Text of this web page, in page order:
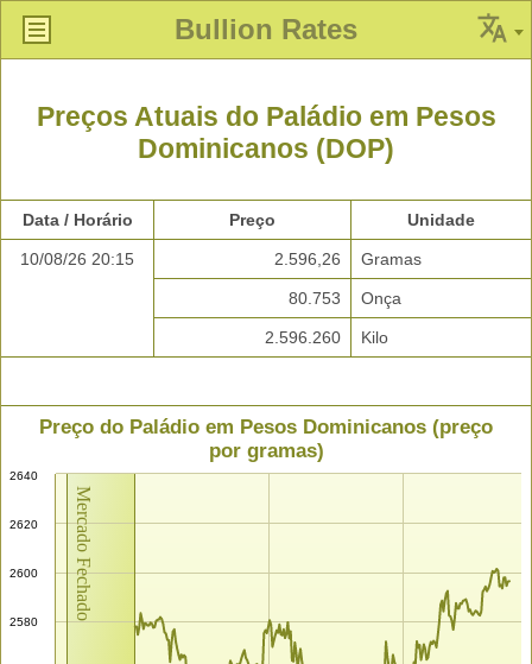
Bullion Rates
Preços Atuais do Paládio em Pesos
Dominicanos (DOP)
Data / Horário Preço Unidade
10/08/26 20:15 2.596,26 Gramas
80.753 Onça
2.596.260 Kilo
Mercado Fechado
Preço do Paládio em Pesos Dominicanos (preço
por gramas)
2580
2600
2620
2640